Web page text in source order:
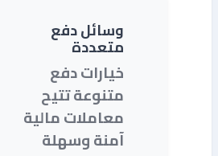
وسائل دفع
متعددة
خيارات دفع
متنوعة تتيح
معاملات مالية
آمنة وسهلة